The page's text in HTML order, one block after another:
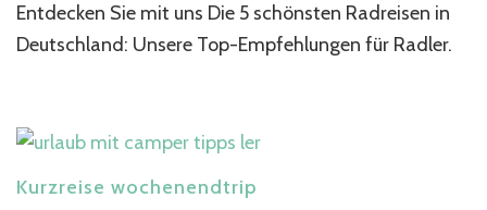
5
schönsten
Empfehlungen
Sie
Entdecken Sie mit uns Die 5 schönsten Radreisen in
Deutschland: Unsere Top-Empfehlungen für Radler.
Kurzreise wochenendtrip